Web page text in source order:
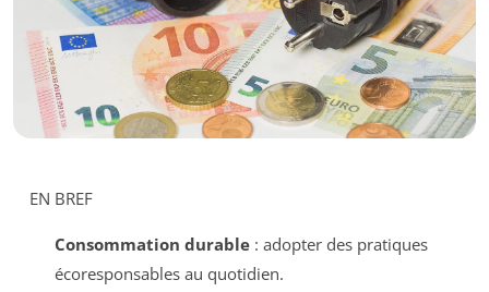
EN BREF
Consommation durable: adopter des pratiques
écoresponsables au quotidien.